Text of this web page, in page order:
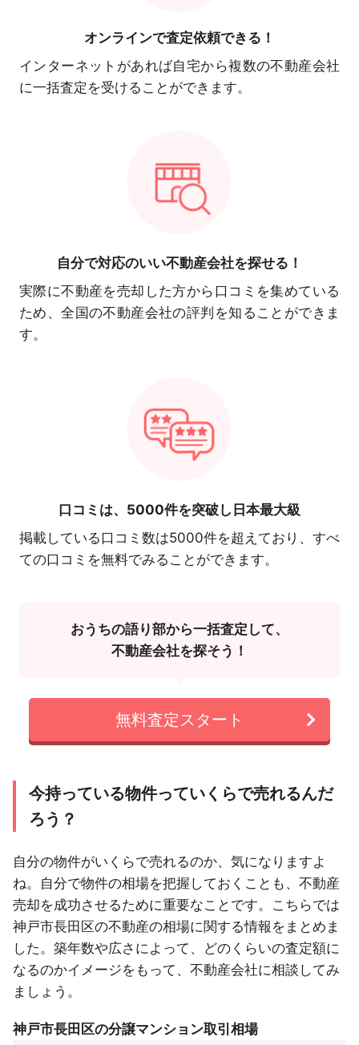
オンラインで査定依頼できる！
インターネットがあれば自宅から複数の不動産会社
に一括査定を受けることができます。
自分で対応のいい不動産会社を探せる！
実際に不動産を売却した方から口コミを集めている
ため、全国の不動産会社の評判を知ることができま
す。
口コミは、 5000件を突破し日本最大級
掲載している口コミ数は5000件を超えており、すべ
ての口コミを無料でみることができます。
おうちの語り部から一括査定して、
不動産会社を探そう！
無料査定スタート
今持っている物件っていくらで売れるんだ
ろう？
自分の物件がいくらで売れるのか、気になりますよ
ね。自分で物件の相場を把握しておくことも、不動産
売却を成功させるために重要なことです。こちらでは
神戸市長田区の不動産の相場に関する情報をまとめま
した。築年数や広さによって、どのくらいの査定額に
なるのかイメージをもって、不動産会社に相談してみ
ましょう。
神戸市長田区の分譲マンション取引相場